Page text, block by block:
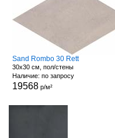
Sand Rombo 30 Rett
30x30 см, пол/стены
Наличие: по запросу
19568р/м²